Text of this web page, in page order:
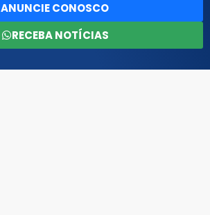
ANUNCIE CONOSCO
RECEBA NOTÍCIAS